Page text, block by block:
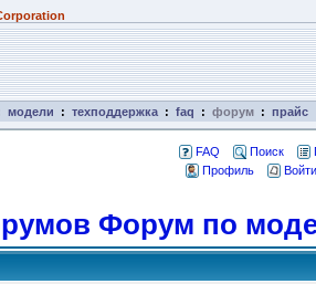
модели : техподдержка : faq : форум : прайс
FAQ Поиск
Профиль
Форум по